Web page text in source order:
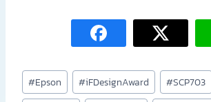
#Epson #iFDesignAward #SCP703